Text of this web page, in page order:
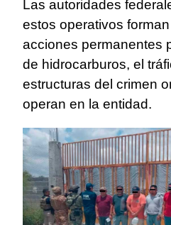
Las autoridades
estos operativos
acciones permanentes
de hidrocarburos, el
estructuras del crimen
operan en la entidad.